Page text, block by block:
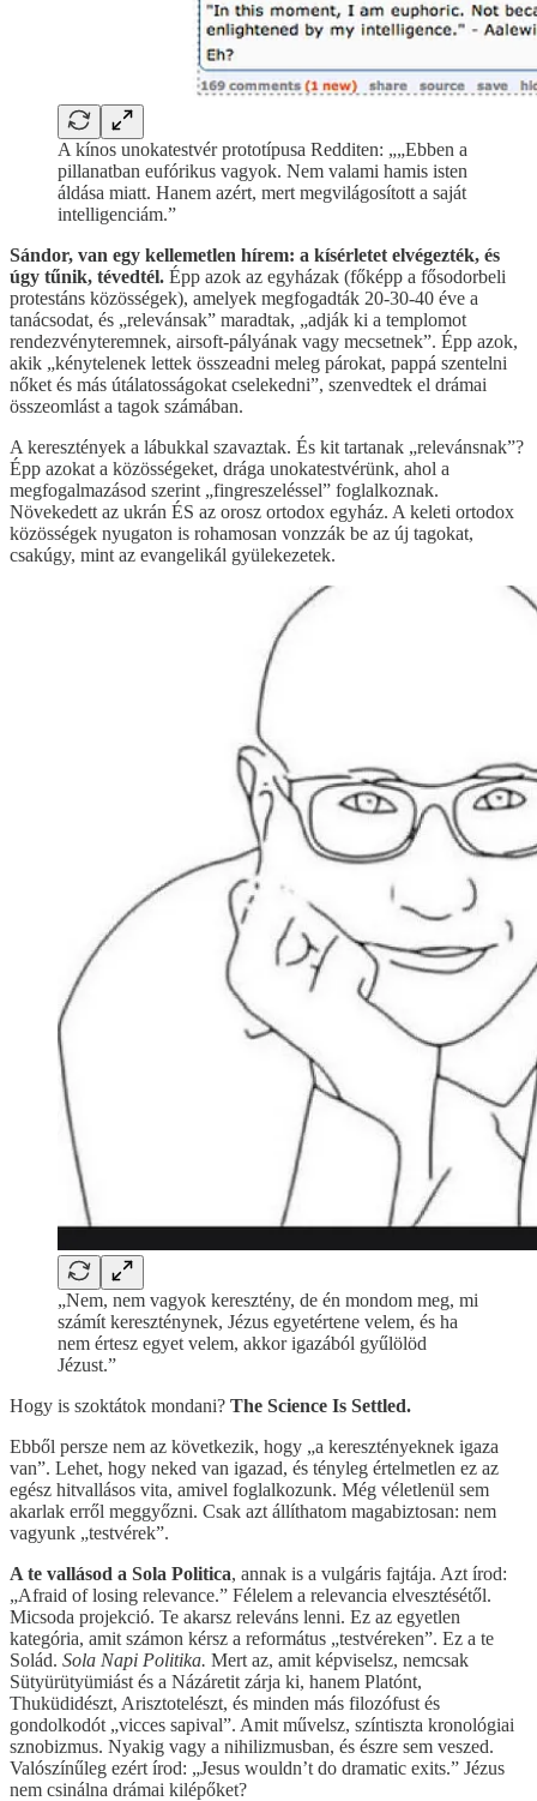
A kínos unokatestvér prototípusa Redditen: „„Ebben a
pillanatban eufórikus vagyok. Nem valami hamis isten
áldása miatt. Hanem azért, mert megvilágosított a saját
intelligenciám.”
Sándor, van egy kellemetlen hírem: a kísérletet elvégezték, és
úgy tűnik, tévedtél. Épp azok az egyházak (főképp a fősodorbeli
protestáns közösségek), amelyek megfogadták 20-30-40 éve a
tanácsodat, és „relevánsak” maradtak, „adják ki a templomot
rendezvényteremnek, airsoft-pályának vagy mecsetnek”. Épp azok,
akik „kénytelenek lettek összeadni meleg párokat, pappá szentelni
nőket és más útálatosságokat cselekedni”, szenvedtek el drámai
összeomlást a tagok számában.
A keresztények a lábukkal szavaztak. És kit tartanak „relevánsnak”?
Épp azokat a közösségeket, drága unokatestvérünk, ahol a
megfogalmazásod szerint „fingreszeléssel” foglalkoznak.
Növekedett az ukrán ÉS az orosz ortodox egyház. A keleti ortodox
közösségek nyugaton is rohamosan vonzzák be az új tagokat,
csakúgy, mint az evangelikál gyülekezetek.
„Nem, nem vagyok keresztény, de én mondom meg, mi
számít kereszténynek, Jézus egyetértene velem, és ha
nem értesz egyet velem, akkor igazából gyűlölöd
Jézust.”
Hogy is szoktátok mondani? The Science Is Settled.
Ebből persze nem az következik, hogy „a keresztényeknek igaza
van”. Lehet, hogy neked van igazad, és tényleg értelmetlen ez az
egész hitvallásos vita, amivel foglalkozunk. Még véletlenül sem
akarlak erről meggyőzni. Csak azt állíthatom magabiztosan: nem
vagyunk „testvérek”.
A te vallásod a Sola Politica, annak is a vulgáris fajtája. Azt írod:
„Afraid of losing relevance.” Félelem a relevancia elvesztésétől.
Micsoda projekció. Te akarsz releváns lenni. Ez az egyetlen
kategória, amit számon kérsz a református „testvéreken”. Ez a te
Solád. Sola Napi Politika. Mert az, amit képviselsz, nemcsak
Sütyürütyümiást és a Názáretit zárja ki, hanem Platónt,
Thuküdidészt, Arisztotelészt, és minden más filozófust és
gondolkodót „vicces sapival”. Amit művelsz, színtiszta kronológiai
sznobizmus. Nyakig vagy a nihilizmusban, és észre sem veszed.
Valószínűleg ezért írod: „Jesus wouldn’t do dramatic exits.” Jézus
nem csinálna drámai kilépőket?